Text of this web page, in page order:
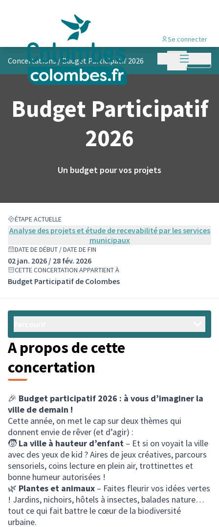
Menu
Se connecter
Concertations/Budget Participatif 2026 Menu Suivre
Budget Participatif
2026
Un budget pour vos projets
ÉTAPE ACTUELLE
Analyse des projets et étude de recevabilité par les services
municipaux
DATE DE DÉBUT / DATE DE FIN
02 jan. 2026 / 28 fév. 2026
CETTE CONCERTATION APPARTIENT À
Budget Participatif de Colombes
A propos de cette
concertation
🎉 Budget participatif 2026 : à vous d’imaginer la
ville de demain !
Cette année, on met le cap sur deux thèmes qui
donnent envie de rêver (et d’agir) :
🧒 La ville à hauteur d’enfant – Et si on voyait la ville
avec des yeux de kid ? Aires de jeux créatives, parcours
sensoriels, coins lecture en plein air, trottinettes et
bonne humeur autorisées !
🌿 Plantes et animaux – Faites fleurir vos idées vertes
! Jardins, nichoirs, hôtels à insectes, balades nature…
tout ce qui fait battre le cœur de la biodiversité
urbaine.